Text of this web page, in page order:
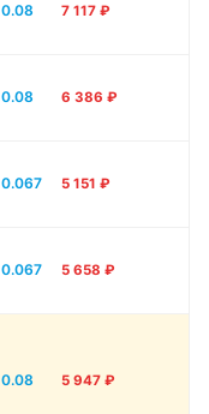
0.08 7 117 ₽
0.08 6 386 ₽
0.067 5 151 ₽
0.067 5 658 ₽
0.08 5 947 ₽